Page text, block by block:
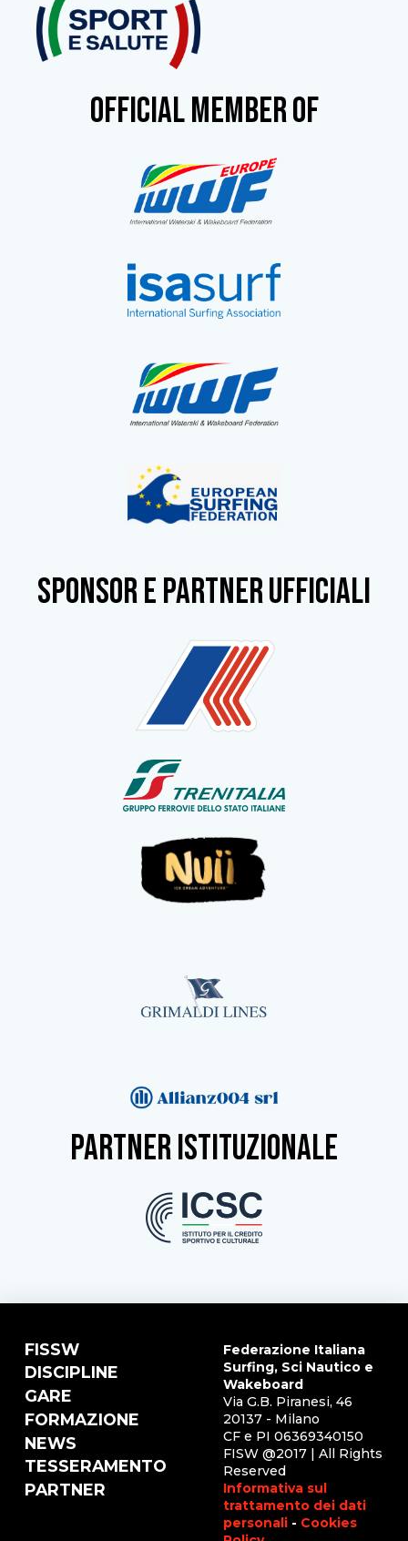
OFFICIAL MEMBER OF
SPONSOR e partner ufficiali
partner istituzionale
FISSW
DISCIPLINE
GARE
FORMAZIONE
NEWS
TESSERAMENTO
PARTNER
Federazione Italiana
Surfing, Sci Nautico e
Wakeboard
Via G.B. Piranesi, 46
20137 - Milano
CF e PI 06369340150
FISW @2017 | All Rights
Reserved
Informativa sul
trattamento dei dati
personali - Cookies